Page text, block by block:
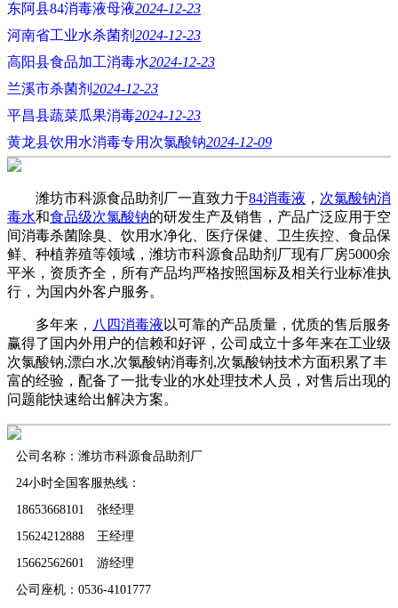
东阿县84消毒液母液2024-12-23
河南省工业水杀菌剂 2024-12-23
高阳县食品加工消毒水2024-12-23
兰溪市杀菌剂 2024-12-23
平昌县蔬菜瓜果消毒2024-12-23
黄龙县饮用水消毒专用次氯酸钠2024-12-09
潍坊市科源食品助剂厂一直致力于84消毒液 ， 次氯酸钠消
毒水和食品级次氯酸钠的研发生产及销售，产品广泛应用于空
间消毒杀菌除臭、饮用水净化、医疗保健、卫生疾控、食品保
鲜、种植养殖等领域，潍坊市科源食品助剂厂现有厂房5000余
平米，资质齐全，所有产品均严格按照国标及相关行业标准执
行，为国内外客户服务。
多年来， 八四消毒液 以可靠的产品质量，优质的售后服务
赢得了国内外用户的信赖和好评，公司成立十多年来在工业级
次氯酸钠,漂白水,次氯酸钠消毒剂,次氯酸钠技术方面积累了丰
富的经验，配备了一批专业的水处理技术人员，对售后出现的
问题能快速给出解决方案。
公司名称：潍坊市科源食品助剂厂
24小时全国客服热线：
18653668101 张经理
15624212888 王经理
15662562601 游经理
公司座机：0536-4101777